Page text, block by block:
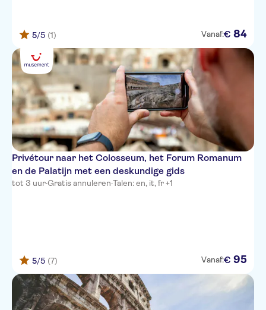
5/5 (1) Vanaf:€ 84
Privétour naar het Colosseum, het Forum Romanum
en de Palatijn met een deskundige gids
tot 3 uur·Gratis annuleren·Talen: en, it, fr +1
5/5 (7) Vanaf:€ 95